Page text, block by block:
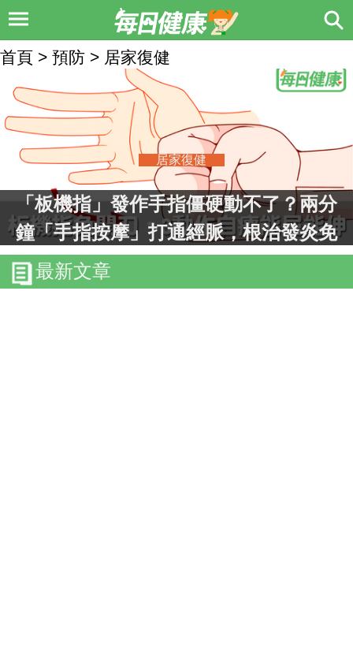
首頁 > 預防 > 居家復健
居家復健
「板機指」發作手指僵硬動不了？兩分
鐘「手指按摩」打通經脈，根治發炎免
開刀！
最新文章